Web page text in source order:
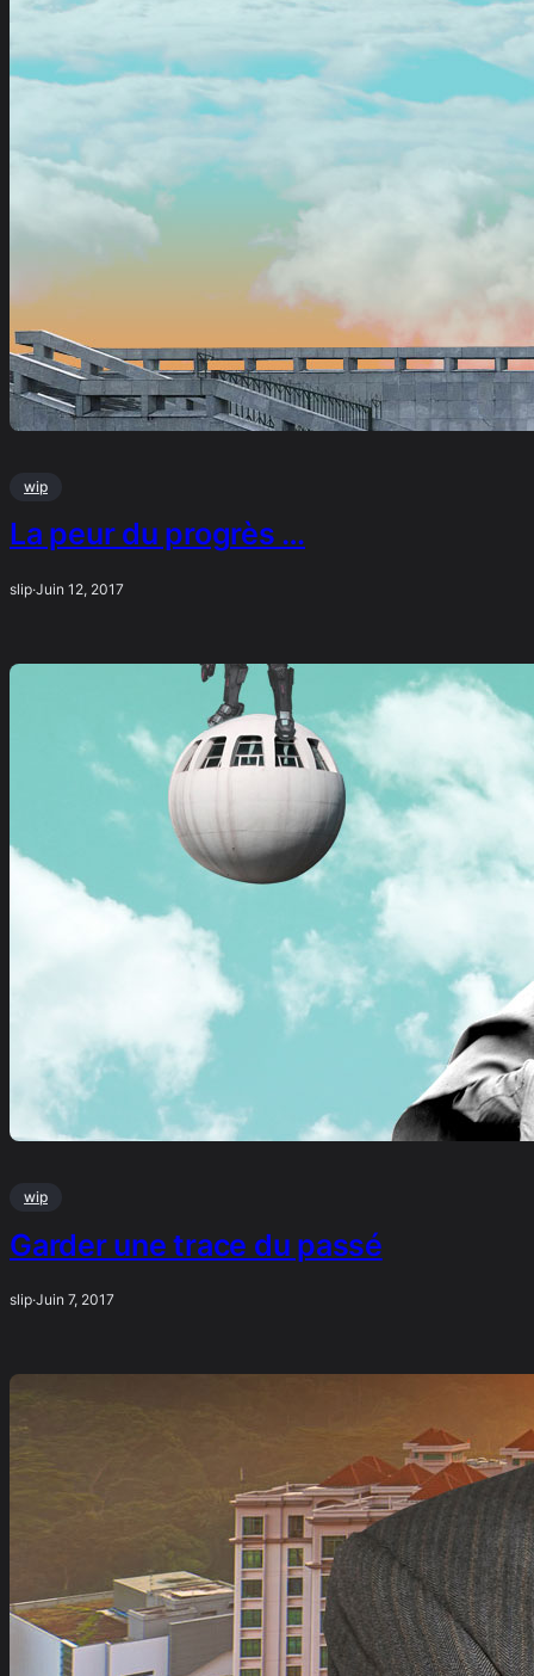
wip
La peur du progrès …
slip·Juin 12, 2017
wip
Garder une trace du passé
slip·Juin 7, 2017